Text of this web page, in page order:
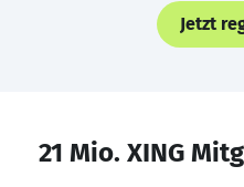
Jetzt
21 Mio. XING